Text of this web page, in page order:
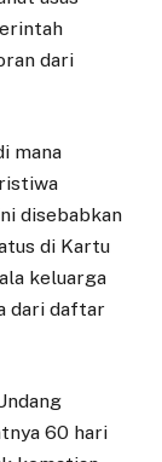
dari
mana
disebabkan
di Kartu
keluarga
dari daftar
60 hari